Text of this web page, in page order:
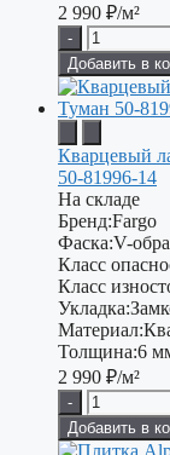
2 990 ₽/м²
-
Добавить в
Кварцевый
50-81996-14
На складе
Бренд:Fargo
Фаска:V-
Класс
Класс
Укладка:
Материал:
Толщина:6
2 990 ₽/м²
-
Добавить в